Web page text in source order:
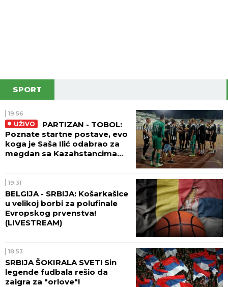
SPORT
19:56
UŽIVO
Poznate startne postave, evo
koga je Saša Ilić odabrao za
megdan sa Kazahstancima
19:31
BELGIJA - SRBIJA: Košarkašice
u velikoj borbi za polufinale
Evropskog prvenstva!
(LIVESTREAM)
18:53
SRBIJA ŠOKIRALA SVET! Sin
legende fudbala rešio da
zaigra za "orlove"!